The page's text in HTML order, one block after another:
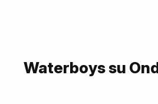
Waterboys su